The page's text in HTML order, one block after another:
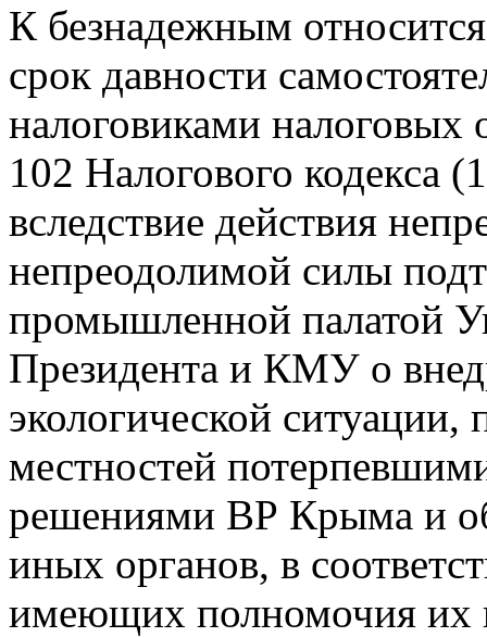
К безнадежным
срок давности
налоговиками налоговых
102 Налогового кодекса
вследствие действия
непреодолимой силы
промышленной палатой
Президента и КМУ о
экологической
местностей
решениями ВР Крыма и
иных органов, в
имеющих полномочия их